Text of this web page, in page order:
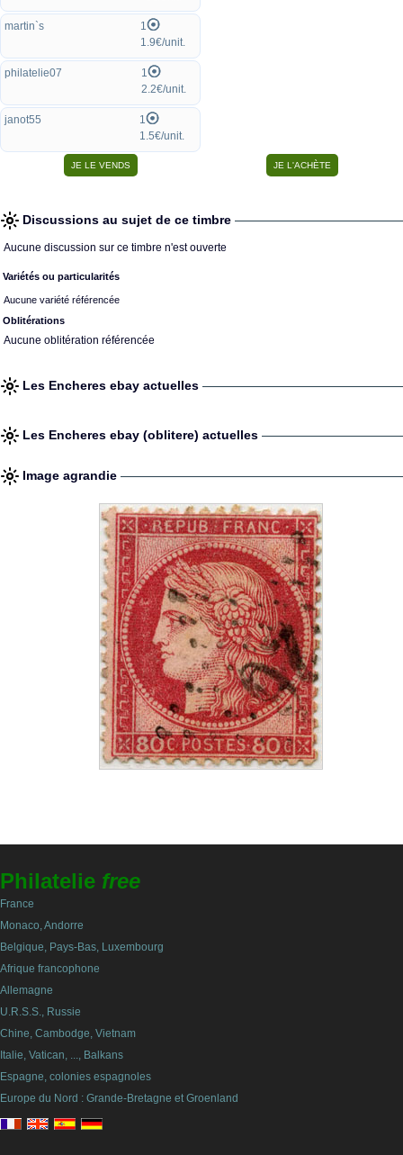
martin`s
1
1.9€/unit.
philatelie07
1
2.2€/unit.
janot55
1
1.5€/unit.
Discussions au sujet de ce timbre
Aucune discussion sur ce timbre n'est ouverte
Variétés ou particularités
Aucune variété référencée
Oblitérations
Aucune oblitération référencée
Les Encheres ebay actuelles
Les Encheres ebay (oblitere) actuelles
Image agrandie
Philatelie free
France
Monaco, Andorre
Belgique, Pays-Bas, Luxembourg
Afrique francophone
Allemagne
U.R.S.S., Russie
Chine, Cambodge, Vietnam
Italie, Vatican, ..., Balkans
Espagne, colonies espagnoles
Europe du Nord : Grande-Bretagne et Groenland